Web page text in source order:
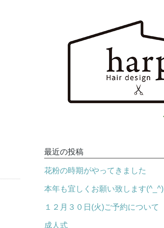
最近の投稿
花粉の時期がやってきました
本年も宜しくお願い致します(^_^)
１２月３０日(火)ご予約について
成人式